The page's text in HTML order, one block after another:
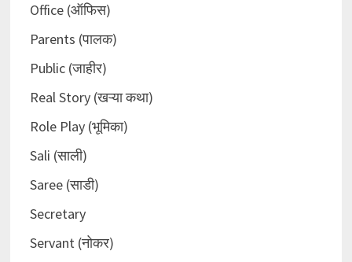
Office (ऑफिस)
Parents (पालक)
Public (जाहीर)
Real Story (खऱ्या कथा)
Role Play (भूमिका)
Sali (साली)
Saree (साडी)
Secretary
Servant (नोकर)